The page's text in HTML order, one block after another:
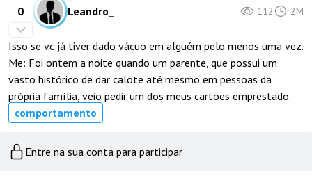
0 Leandro_ 112 2M
Isso se vc já tiver dado vácuo em alguém pelo menos uma vez.
Me: Foi ontem a noite quando um parente, que possui um
vasto histórico de dar calote até mesmo em pessoas da
própria família, veio pedir um dos meus cartões emprestado.
comportamento
Entre na sua conta para participar